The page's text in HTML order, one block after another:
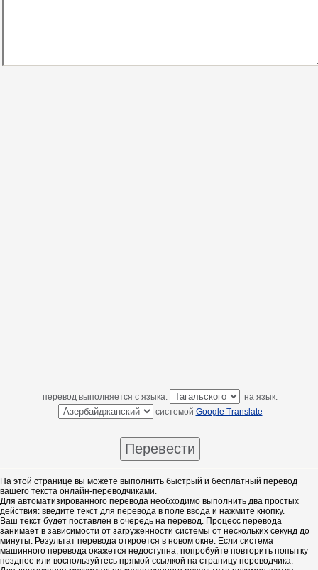
перевод выполняется с языка:
системой Google Translate
На этой странице вы можете выполнить быстрый и бесплатный перевод
вашего текста онлайн-переводчиками.
Для автоматизированного перевода необходимо выполнить два простых
действия: введите текст для перевода в поле ввода и нажмите кнопку.
Ваш текст будет поставлен в очередь на перевод. Процесс перевода
занимает в зависимости от загруженности системы от нескольких секунд до
минуты. Результат перевода откроется в новом окне. Если система
машинного перевода окажется недоступна, попробуйте повторить попытку
позднее или воспользуйтесь прямой ссылкой на страницу переводчика.